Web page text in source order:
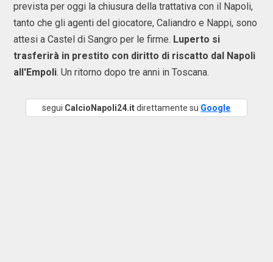
prevista per oggi la chiusura della trattativa con il Napoli,
tanto che gli agenti del giocatore, Caliandro e Nappi, sono
attesi a Castel di Sangro per le firme. Luperto si
trasferirà in prestito con diritto di riscatto dal Napoli
all'Empoli. Un ritorno dopo tre anni in Toscana.
segui CalcioNapoli24.itdirettamente su Google